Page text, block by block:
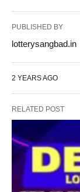
PUBLISHED BY
lotterysangbad.in
2 YEARS AGO
RELATED POST